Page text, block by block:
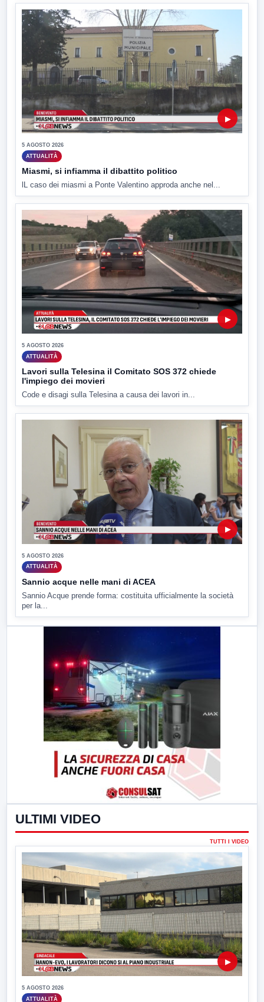
▶
5 AGOSTO 2026
ATTUALITÀ
Miasmi, si infiamma il dibattito politico
lL caso dei miasmi a Ponte Valentino approda anche nel...
▶
5 AGOSTO 2026
ATTUALITÀ
Lavori sulla Telesina il Comitato SOS 372 chiede
l'impiego dei movieri
Code e disagi sulla Telesina a causa dei lavori in...
▶
5 AGOSTO 2026
ATTUALITÀ
Sannio acque nelle mani di ACEA
Sannio Acque prende forma: costituita ufficialmente la società
per la...
ULTIMI VIDEO
TUTTI I VIDEO
▶
5 AGOSTO 2026
ATTUALITÀ